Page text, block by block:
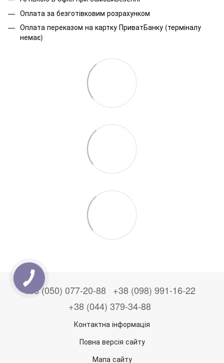
Оплата за безготівковим розрахунком
Оплата переказом на картку ПриватБанку (терміналу
немає)
+38 (050) 077-20-88 +38 (098) 991-16-22
+38 (044) 379-34-88
Контактна інформація
Повна версія сайту
Мапа сайту